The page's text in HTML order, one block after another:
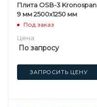
Плита OSB-3 Kronospan
9 мм 2500х1250 мм
Под заказ
Цена:
По запросу
ЗАПРОСИТЬ ЦЕНУ